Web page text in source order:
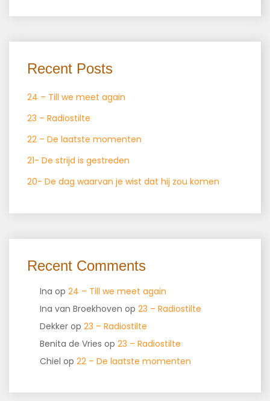
Recent Posts
24 – Till we meet again
23 – Radiostilte
22 – De laatste momenten
21- De strijd is gestreden
20- De dag waarvan je wist dat hij zou komen
Recent Comments
Ina op 24 – Till we meet again
Ina van Broekhoven op 23 – Radiostilte
Dekker op 23 – Radiostilte
Benita de Vries op 23 – Radiostilte
Chiel op 22 – De laatste momenten